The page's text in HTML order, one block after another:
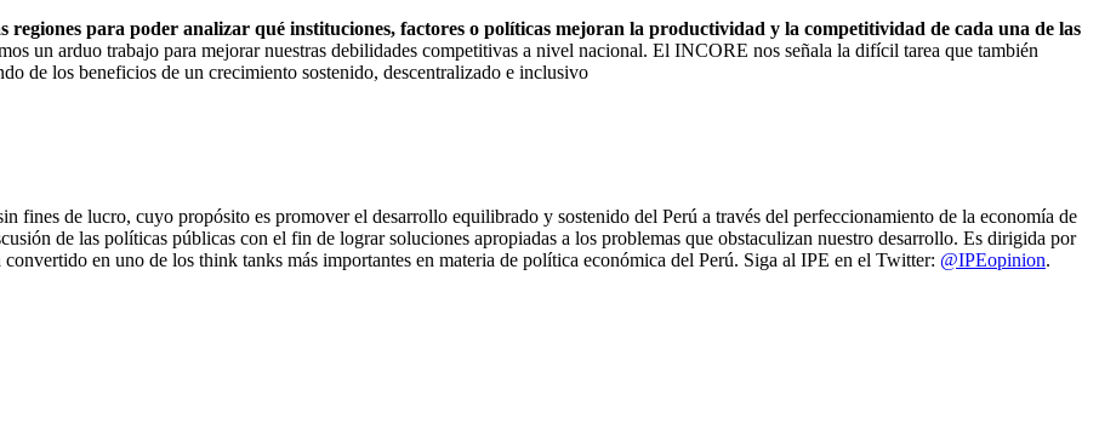
para poder analizar qué instituciones, factores o políticas mejoran la productividad y la competitividad de cada una de las
un arduo trabajo para mejorar nuestras debilidades competitivas a nivel nacional. El INCORE nos señala la difícil tarea que también
de los beneficios de un crecimiento sostenido, descentralizado e inclusivo
fines de lucro, cuyo propósito es promover el desarrollo equilibrado y sostenido del Perú a través del perfeccionamiento de la economía de
de las políticas públicas con el fin de lograr soluciones apropiadas a los problemas que obstaculizan nuestro desarrollo. Es dirigida por
en uno de los think tanks más importantes en materia de política económica del Perú. Siga al IPE en el Twitter: @IPEopinion.